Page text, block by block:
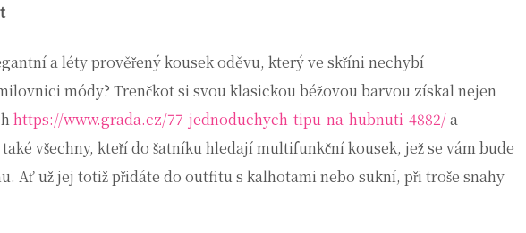
a léty prověřený kousek oděvu, který ve skříni nechybí
módy? Trenčkot si svou klasickou béžovou barvou získal nejen
https://www.grada.cz/77-jednoduchych-tipu-na-hubnuti-4882/a
všechny, kteří do šatníku hledají multifunkční kousek, jež se vám bude
Ať už jej totiž přidáte do outfitu s kalhotami nebo sukní, při troše snahy